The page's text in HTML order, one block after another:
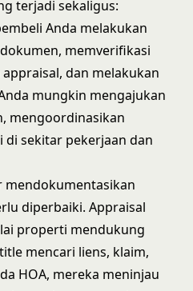
terjadi sekaligus:
Anda melakukan
memverifikasi
dan melakukan
mungkin mengajukan
mengoordinasikan
sekitar pekerjaan dan
mendokumentasikan
diperbaiki. Appraisal
properti mendukung
mencari liens, klaim,
HOA, mereka meninjau